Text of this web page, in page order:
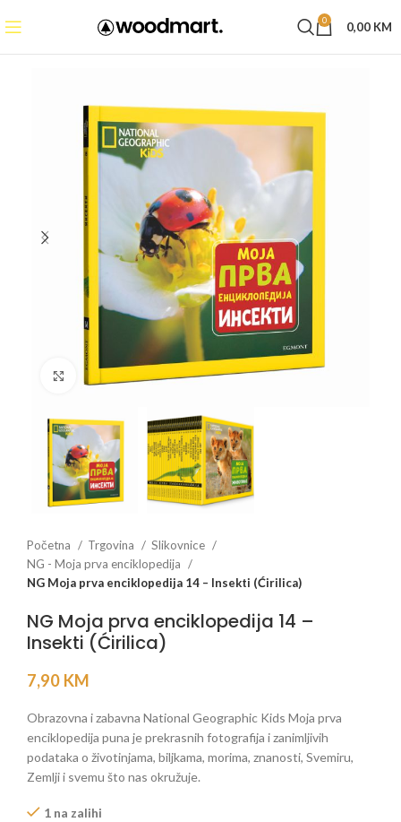
0 0,00 KM
Click to enlarge
Početna Trgovina
Slikovnice
NG - Moja prva enciklopedija
NG Moja prva enciklopedija 14 – Insekti (Ćirilica)
NG Moja prva enciklopedija 14 –
Insekti (Ćirilica)
7,90 KM
Obrazovna i zabavna National Geographic Kids Moja prva
enciklopedija puna je prekrasnih fotografija i zanimljivih
podataka o životinjama, biljkama, morima, znanosti, Svemiru,
Zemlji i svemu što nas okružuje.
1 na zalihi